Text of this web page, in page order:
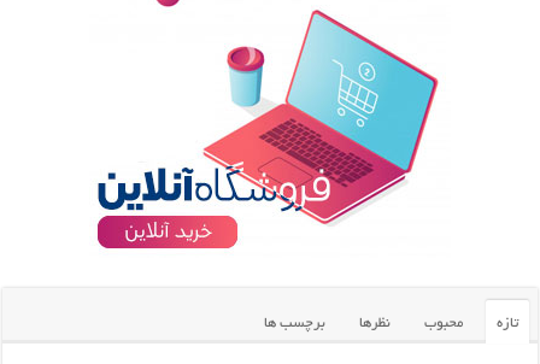
تازه محبوب نظرها برچسب ها